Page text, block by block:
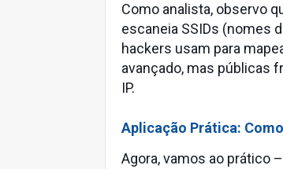
Como analista, observo
escaneia SSIDs (nomes
hackers usam para
avançado, mas públicas
IP.
Aplicação Prática:
Agora, vamos ao prático